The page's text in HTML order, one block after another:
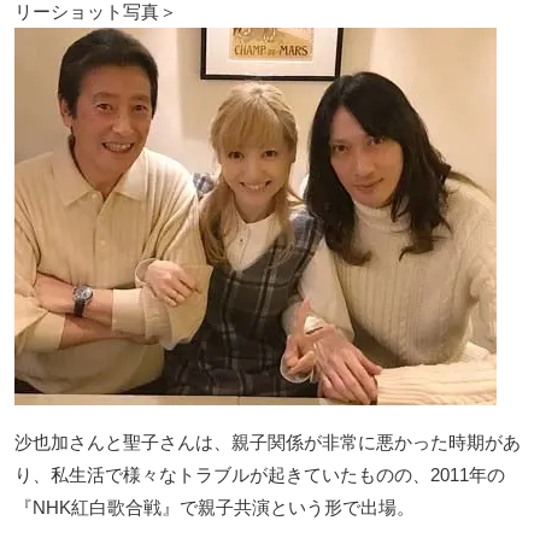
リーショット写真＞
沙也加さんと聖子さんは、親子関係が非常に悪かった時期があ
り、私生活で様々なトラブルが起きていたものの、2011年の
『NHK紅白歌合戦』で親子共演という形で出場。